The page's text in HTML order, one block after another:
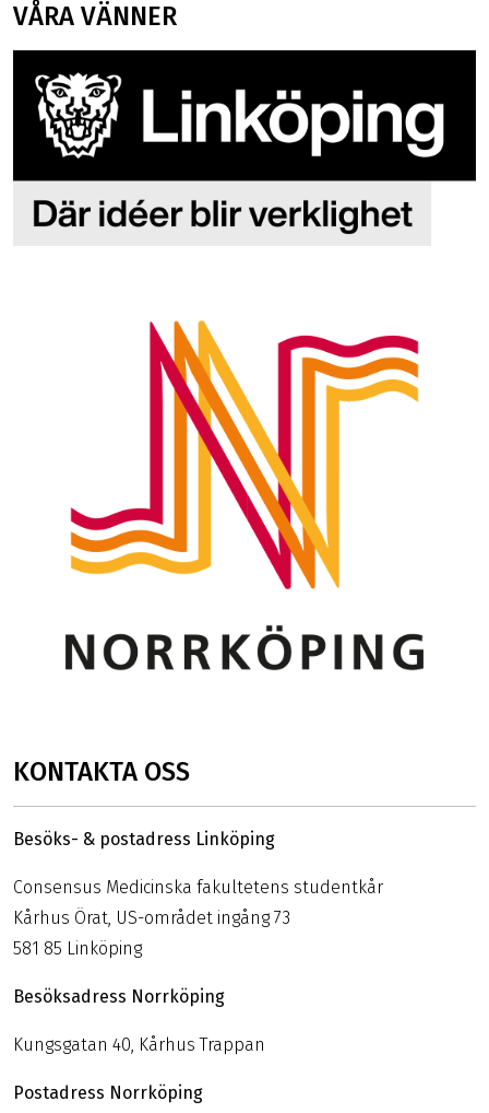
VÅRA VÄNNER
KONTAKTA OSS
Besöks- & postadress Linköping
Consensus Medicinska fakultetens studentkår
Kårhus Örat, US-området ingång 73
581 85 Linköping
Besöksadress Norrköping
Kungsgatan 40, Kårhus Trappan
Postadress Norrköping